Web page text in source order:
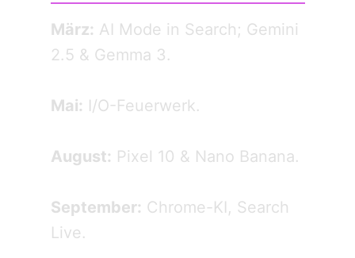
März: AI Mode in Search; Gemini
2.5 & Gemma 3.
Mai: I/O-Feuerwerk.
August: Pixel 10 & Nano Banana.
September: Chrome-KI, Search
Live.